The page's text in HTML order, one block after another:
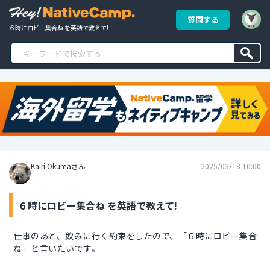
６時にロビー集合ね を英語で教えて!
質問する
Kairi Okumaさん 2025/03/18 10:00
６時にロビー集合ね を英語で教えて!
仕事のあと、飲みに行く約束をしたので、「６時にロビー集合
ね」と言いたいです。